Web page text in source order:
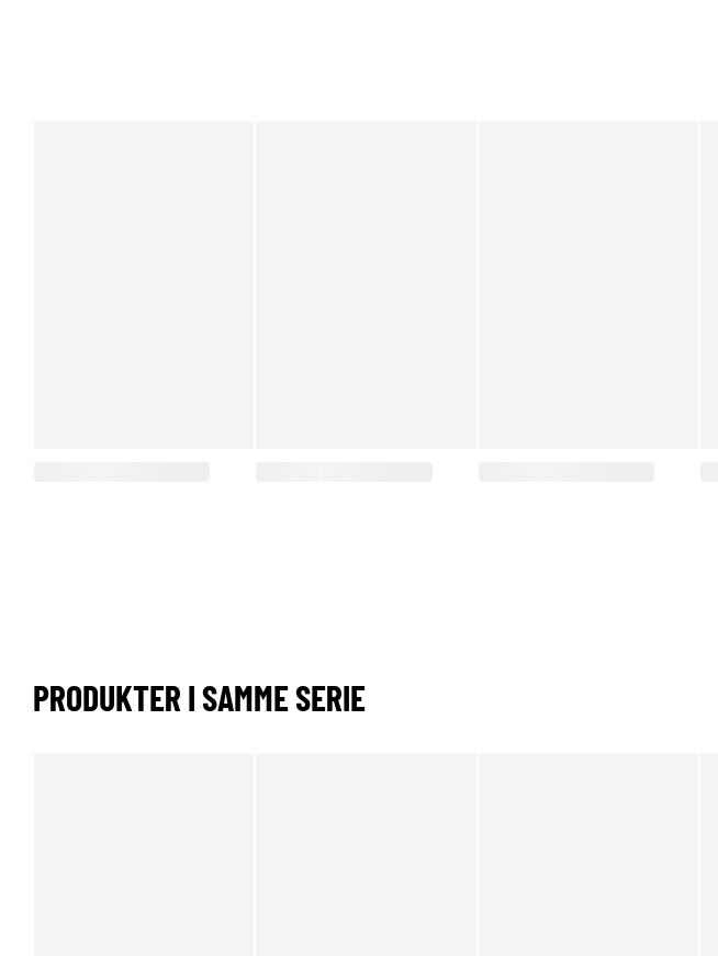
PRODUKTER I SAMME SERIE